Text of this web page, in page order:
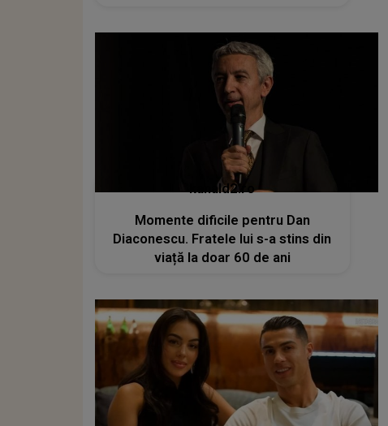
kanald2.ro
Momente dificile pentru Dan
Diaconescu. Fratele lui s-a stins din
viață la doar 60 de ani